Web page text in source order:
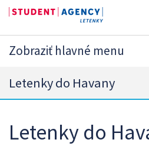
Zobraziť hlavné menu
Letenky do Havany
Letenky do